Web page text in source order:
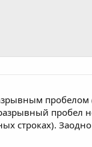
пробел
строках).